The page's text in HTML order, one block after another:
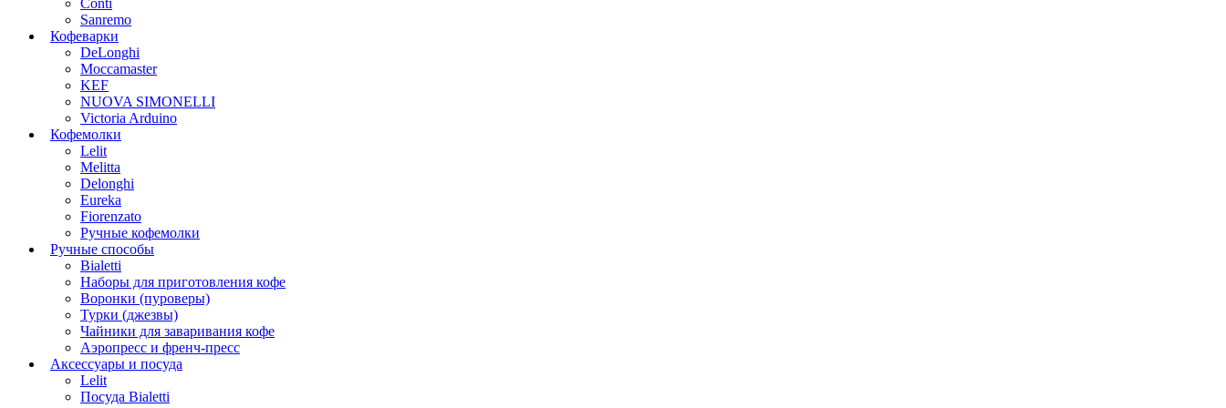
Conti
Sanremo
Кофеварки
DeLonghi
Moccamaster
KEF
NUOVA SIMONELLI
Victoria Arduino
Кофемолки
Lelit
Melitta
Delonghi
Eureka
Fiorenzato
Ручные кофемолки
Ручные способы
Bialetti
Наборы для приготовления кофе
Воронки (пуроверы)
Турки (джезвы)
Чайники для заваривания кофе
Аэропресс и френч-пресс
Аксессуары и посуда
Lelit
Посуда Bialetti